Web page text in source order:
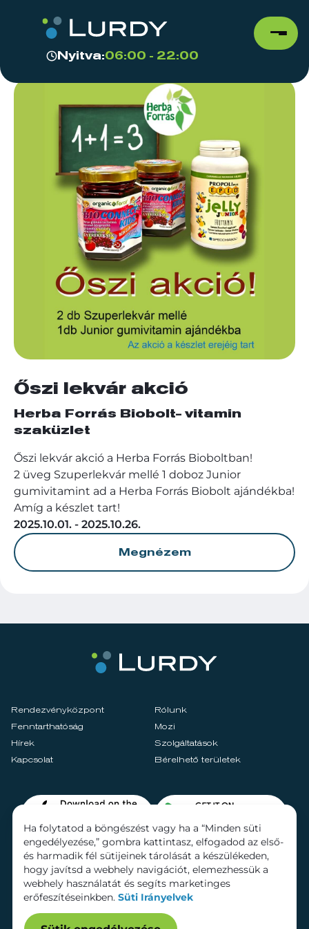
Nyitva:06:00 - 22:00
Őszi lekvár akció
Herba Forrás Biobolt- vitamin
szaküzlet
Őszi lekvár akció a Herba Forrás Bioboltban!
2 üveg Szuperlekvár mellé 1 doboz Junior
gumivitamint ad a Herba Forrás Biobolt ajándékba!
Amíg a készlet tart!
2025.10.01. - 2025.10.26.
Megnézem
Rendezvényközpont
Rólunk
Fenntarthatóság
Mozi
Hírek
Szolgáltatások
Kapcsolat
Bérelhető területek
Ha folytatod a böngészést vagy ha a “Minden süti
engedélyezése,” gombra kattintasz, elfogadod az első-
és harmadik fél sütijeinek tárolását a készülékeden,
hogy javítsd a webhely navigációt, elemezhessük a
webhely használatát és segíts marketinges
erőfeszítéseinkben. Süti Irányelvek